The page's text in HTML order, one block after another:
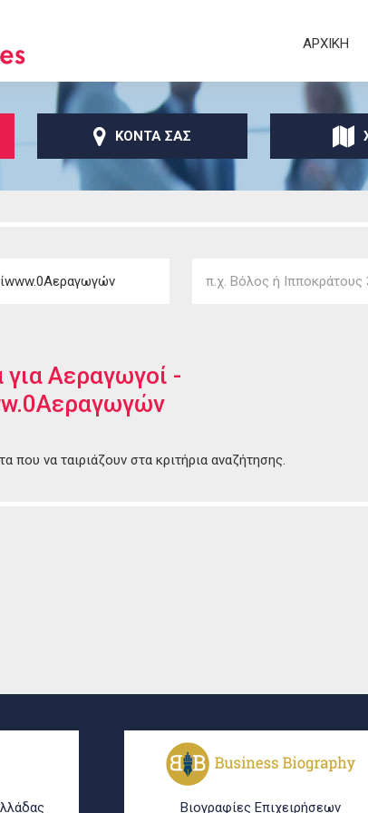
κυρίως περιεχόμενοΑΡΧΙΚΗ
ΚΟΝΤΑ ΣΑΣ
Αεραγωγοί -
που να ταιριάζουν στα κριτήρια αναζήτησης.
Βιογραφίες Επιχειρήσεων